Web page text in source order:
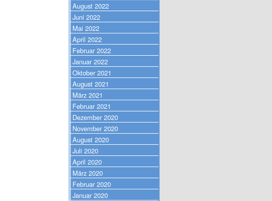
August 2022
Juni 2022
Mai 2022
April 2022
Februar 2022
Januar 2022
Oktober 2021
August 2021
März 2021
Februar 2021
Dezember 2020
November 2020
August 2020
Juli 2020
April 2020
März 2020
Februar 2020
Januar 2020